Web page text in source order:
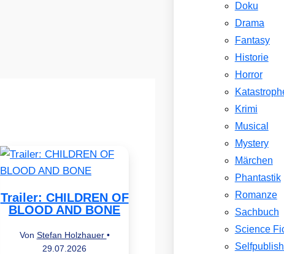
Trailer: CHILDREN OF
BLOOD AND BONE
Von Stefan Holzhauer •
29.07.2026
Doku
Drama
Fantasy
Historie
Horror
Krimi
Musical
Mystery
Märchen
Phantastik
Romanze
Sachbuch
Science